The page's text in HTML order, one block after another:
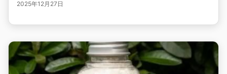
2025年12月27日